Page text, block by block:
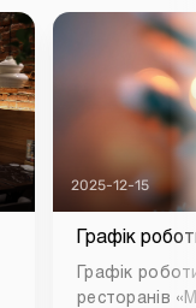
2025-12-15
Графік
Графік
ресторанів